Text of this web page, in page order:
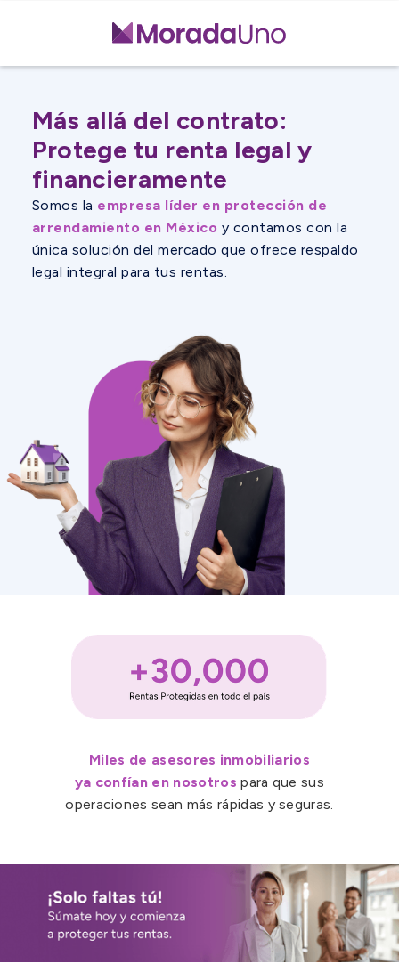
Más allá del contrato:
Protege tu renta legal y
financieramente
Somos la empresa líder en protección de
arrendamiento en México y contamos con la
única solución del mercado que ofrece respaldo
legal integral para tus rentas.
Miles de asesores inmobiliarios
ya confían en nosotros para que sus
operaciones sean más rápidas y seguras.